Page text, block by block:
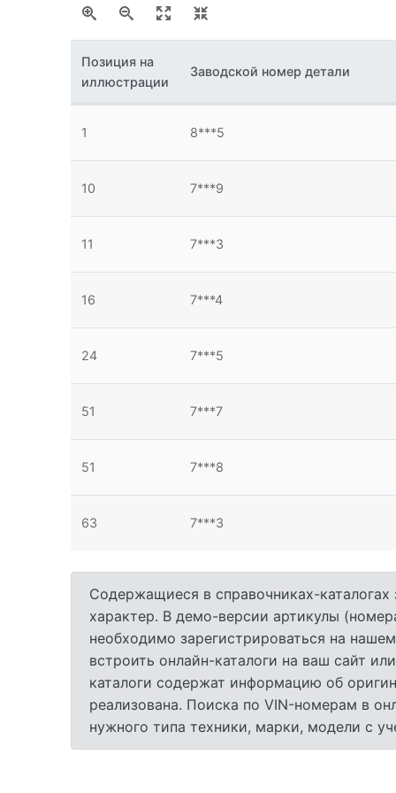
Позиция на
иллюстрации
Заводской номер детали
1 8***5
10 7***9
11 7***3
16 7***4
24 7***5
51 7***7
51 7***8
63 7***3
Содержащиеся в справочниках-
характер. В демо-версии артикулы
необходимо зарегистрироваться на
встроить онлайн-каталоги на ваш сайт
каталоги содержат информацию об
реализована. Поиска по VIN-номерам в
нужного типа техники, марки, модели с